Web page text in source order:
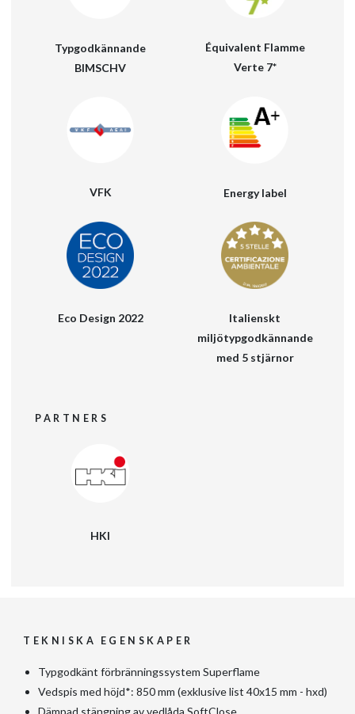
Typgodkännande
BIMSCHV
Équivalent Flamme
Verte 7*
VFK Energy label
Eco Design 2022
Italienskt
miljötypgodkännande
med 5 stjärnor
PARTNERS
HKI
TEKNISKA EGENSKAPER
Typgodkänt förbränningssystem Superflame
Vedspis med höjd*: 850 mm (exklusive list 40x15 mm - hxd)
Dämpad stängning av vedlåda SoftClose